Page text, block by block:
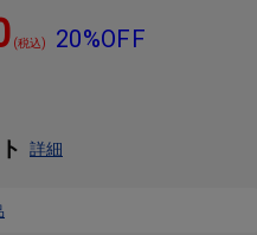
(税込) 20%OFF
詳細